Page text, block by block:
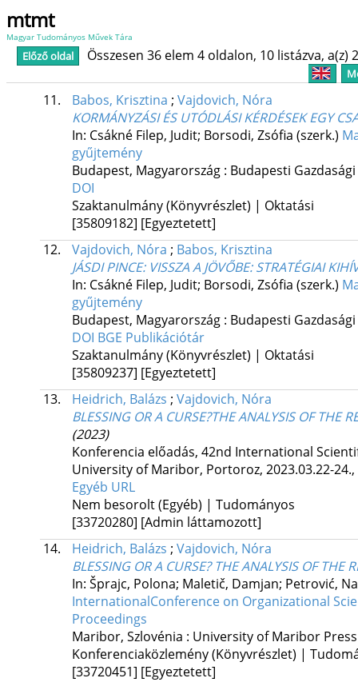
mtmt
Magyar Tudományos Művek Tára
Előző oldal Összesen 36 elem 4 oldalon, 10 listázva, a(z)
11. Babos, Krisztina ; Vajdovich, Nóra
KORMÁNYZÁSI ÉS UTÓDLÁSI KÉRDÉSEK EGY
In: Csákné Filep, Judit; Borsodi, Zsófia (szerk.)
gyűjtemény
Budapest, Magyarország : Budapesti
DOI
Szaktanulmány (Könyvrészlet) | Oktatási
[35809182] [Egyeztetett]
12.
Vajdovich, Nóra ; Babos, Krisztina
JÁSDI PINCE: VISSZA A JÖVŐBE: STRATÉGIAI
In: Csákné Filep, Judit; Borsodi, Zsófia (szerk.)
gyűjtemény
Budapest, Magyarország : Budapesti
DOI BGE Publikációtár
Szaktanulmány (Könyvrészlet) | Oktatási
[35809237] [Egyeztetett]
13.
Heidrich, Balázs ; Vajdovich, Nóra
BLESSING OR A CURSE?THE ANALYSIS OF THE
(2023)
Konferencia előadás, 42nd International
University of Maribor, Portoroz, 2023.03.22-24.,
Egyéb URL
Nem besorolt (Egyéb) | Tudományos
[33720280] [Admin láttamozott]
14.
Heidrich, Balázs ; Vajdovich, Nóra
BLESSING OR A CURSE? THE ANALYSIS OF
In: Šprajc, Polona; Maletič, Damjan; Petrović,
InternationalConference on Organizational
Proceedings
Maribor, Szlovénia : University of Maribor Press
Konferenciaközlemény (Könyvrészlet) |
[33720451] [Egyeztetett]